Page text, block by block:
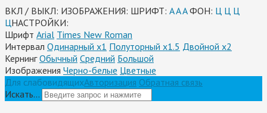
ВКЛ / ВЫКЛ: ИЗОБРАЖЕНИЯ: ШРИФТ: AAA ФОН: Ц Ц Ц
ЦНАСТРОЙКИ:
Шрифт Arial Times New Roman
Интервал Одинарный х1 Полуторный х1.5 Двойной х2
КернингОбычный Средний Большой
Изображения Черно-белые Цветные
Для слабовидящихАвторизация Обратная связь
Искать...